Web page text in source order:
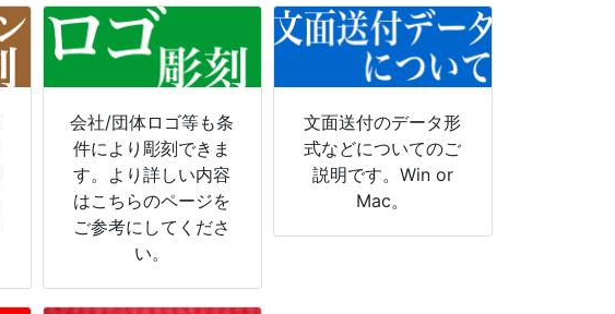
会社/団体ロゴ等も条
件により彫刻できま
す。より詳しい内容
はこちらのページを
ご参考にしてくださ
い。
文面送付のデータ形
式などについてのご
説明です。Win or
Mac。